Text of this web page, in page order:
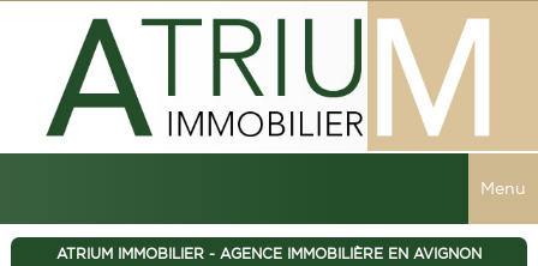
Menu
ACCUEIL
ATRIUM IMMOBILIER - AGENCE IMMOBILIÈRE EN AVIGNON